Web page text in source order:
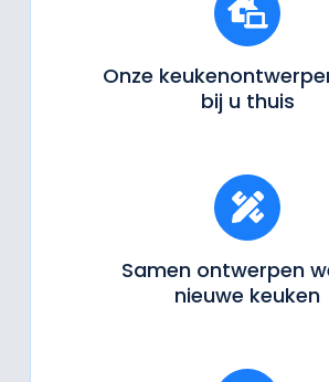
Onze
bij u thuis
Samen ontwerpen
nieuwe keuken